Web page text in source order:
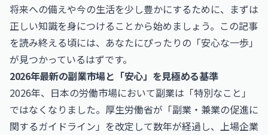
将来への備えや今の生活を少し豊かにするために、まずは
正しい知識を身につけることから始めましょう。この記事
を読み終える頃には、あなたにぴったりの「安心な一歩」
が見つかっているはずです。
2026年最新の副業市場と「安心」を見極める基準
2026年、日本の労働市場において副業は「特別なこと」
ではなくなりました。厚生労働省が「副業・兼業の促進に
関するガイドライン」を改定して数年が経過し、上場企業